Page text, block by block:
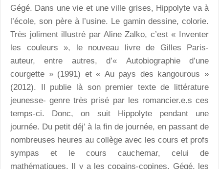
Gégé. Dans une vie et une ville grises, Hippolyte va à
l’école, son père à l’usine. Le gamin dessine, colorie.
Très joliment illustré par Aline Zalko, c’est « Inventer
les couleurs », le nouveau livre de Gilles Paris-
auteur, entre autres, d’« Autobiographie d’une
courgette » (1991) et « Au pays des kangourous »
(2012). Il publie là son premier texte de littérature
jeunesse- genre très prisé par les romancier.e.s ces
temps-ci. Donc, on suit Hippolyte pendant une
journée. Du petit déj’ à la fin de journée, en passant de
nombreuses heures au collège avec les cours et profs
sympas et le cours cauchemar, celui de
mathématiques. Il y a les copains-copines, Gégé, les